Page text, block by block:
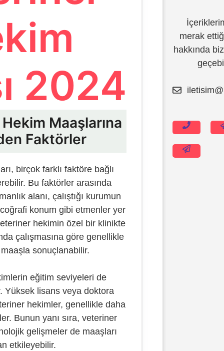
İçeriğe
2024
Maaşlarına
Faktörler
birçok farklı faktöre bağlı
Bu faktörler arasında
alanı, çalıştığı kurumun
konum gibi etmenler yer
hekimin özel bir klinikte
çalışmasına göre genellikle
sonuçlanabilir.
eğitim seviyeleri de
Yüksek lisans veya doktora
hekimler, genellikle daha
Bunun yanı sıra, veteriner
gelişmeler de maaşları
etkileyebilir.
merak
hakkında